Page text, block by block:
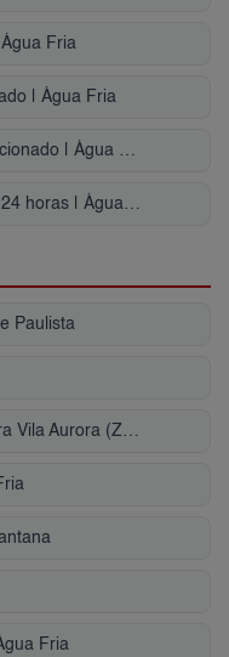
Fria
| Água Fria
Paulista
Fria